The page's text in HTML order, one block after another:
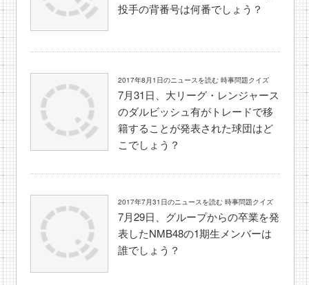
投手の背番号は何番でしょう？
2017年8月1日のニュースを読む 時事問題クイズ
7月31日、大リーグ・レンジャース
のダルビッシュ有がトレードで移
籍することが発表された球団はど
こでしょう？
2017年7月31日のニュースを読む 時事問題クイズ
7月29日、グループからの卒業を発
表したNMB48の1期生メンバーは
誰でしょう？